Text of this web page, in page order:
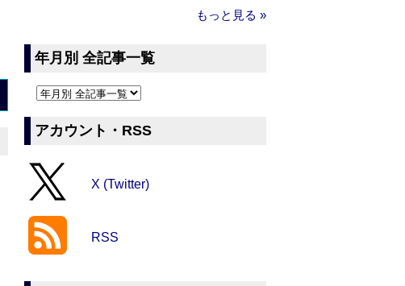
もっと見る »
年月別 全記事一覧
アカウント・RSS
X (Twitter)
RSS